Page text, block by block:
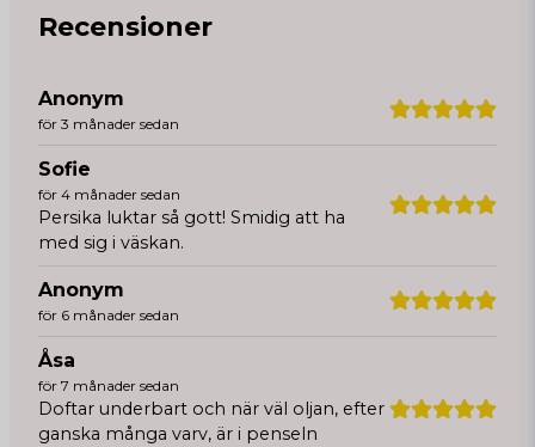
Recensioner
Anonym
för 3 månader sedan
Sofie
för 4 månader sedan
Persika luktar så gott! Smidig att ha
med sig i väskan.
Anonym
för 6 månader sedan
Åsa
för 7 månader sedan
Doftar underbart och när väl oljan, efter
ganska många varv, är i penseln